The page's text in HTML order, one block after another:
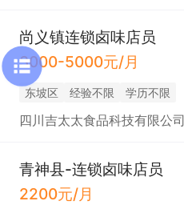
尚义镇连锁卤味店员
3000-5000元/月
东坡区 经验不限 学历不限
四川吉太太食品科技有限公司
青神县-连锁卤味店员
2200元/月